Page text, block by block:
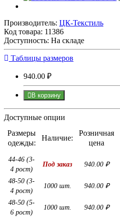
Производитель: ЦК-Текстиль
Код товара: 11386
Доступность: На складе
Таблицы размеров
940.00 ₽
В корзину
Доступные опции
Размеры
одежды:
Наличие:
Розничная
цена
44-46 (3-
4 рост)
Под заказ 940.00 ₽
48-50 (3-
4 рост)
1000 шт. 940.00 ₽
48-50 (5-
6 рост)
1000 шт. 940.00 ₽